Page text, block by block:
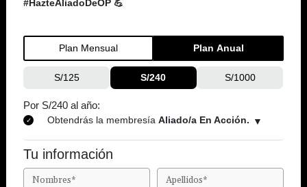
#HazteAliadoDeOP 💪
Plan Mensual Plan Anual
S/125 S/240 S/1000
Por S/240 al año:
Obtendrás la membresía Aliado/a En Acción.
Tu información